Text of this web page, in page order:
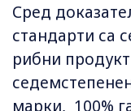
Сред
стандарти са
рибни
марки, 100%